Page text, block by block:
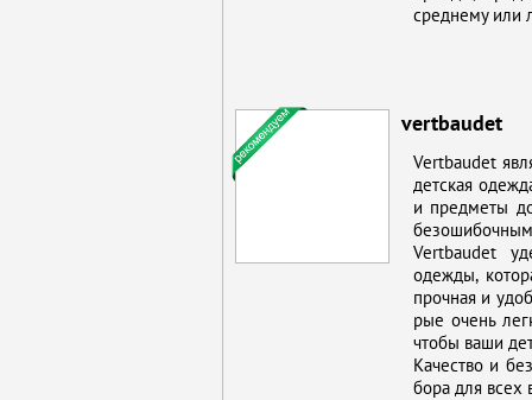
сред­не­му или
vertbaudet
Vertbaudet
дет­ская
и пред­ме­ты
Vertbaudet
одеж­ды,
проч­ная и
рые очень
чтобы ва­ши
Ка­че­ство и
бо­ра для всех